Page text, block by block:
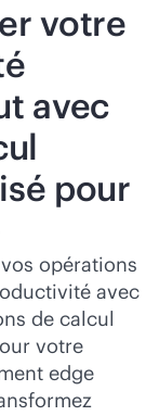
votre
avec
pour
opérations
avec
de calcul
votre
edge